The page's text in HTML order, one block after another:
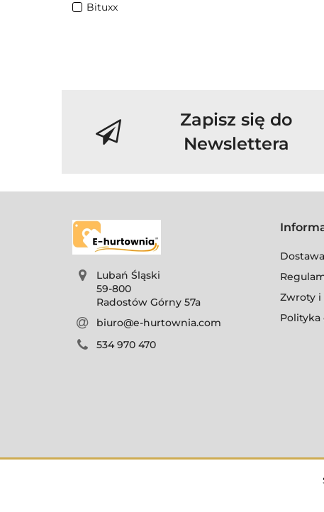
Bituxx
Zapisz się do
Newslettera
Lubań Śląski
59-800
Radostów Górny 57a
biuro@e-hurtownia.com
534 970 470
Dostawa
Zwroty i
Polityka